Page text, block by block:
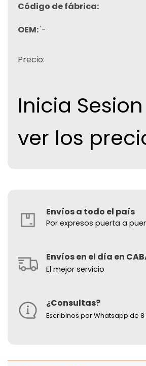
Código de fábrica:
OEM:'-
Precio:
Inicia
ver los
Envíos a todo el país
Por expresos puerta a
Envíos en el día en
El mejor servicio
¿Consultas?
Escribinos por Whatsapp de 8